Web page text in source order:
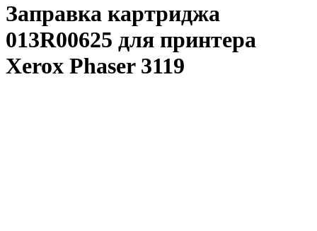
Заправка картриджа
013R00625 для принтера
Xerox Рhaser 3119